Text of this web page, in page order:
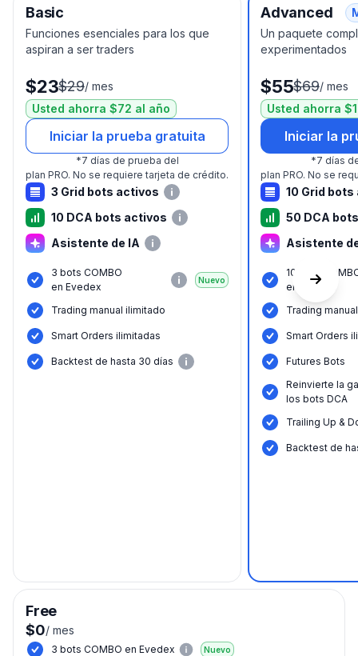
Basic
Funciones esenciales para los que
aspiran a ser traders
$23$29/ mes
Usted ahorra $72 al año
Iniciar la prueba gratuita
*7 días de prueba del
plan PRO. No se requiere tarjeta de crédito.
3 Grid bots activos
10 DCA bots activos
Asistente de IA
3 bots COMBO
en Evedex
Nuevo
Trading manual ilimitado
Smart Orders ilimitadas
Backtest de hasta 30 días
Advanced
Un paquete
experimentados
$55$69/ mes
Usted ahorra
Iniciar la
*7 días
plan PRO. No se
10 Grid
50 DCA
Asistente
10 bots
en Evedex
Trading
Smart Orders
Futures Bots
Reinvierte la
los bots DCA
Trailing Up &
Backtest de
Free
$0/ mes
3 bots COMBO en Evedex Nuevo